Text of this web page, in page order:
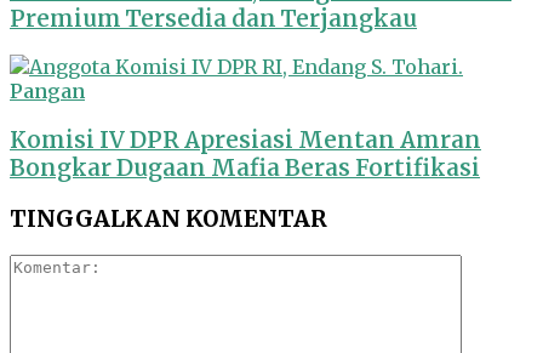
Premium Tersedia dan Terjangkau
Pangan
Komisi IV DPR Apresiasi Mentan Amran
Bongkar Dugaan Mafia Beras Fortifikasi
TINGGALKAN KOMENTAR